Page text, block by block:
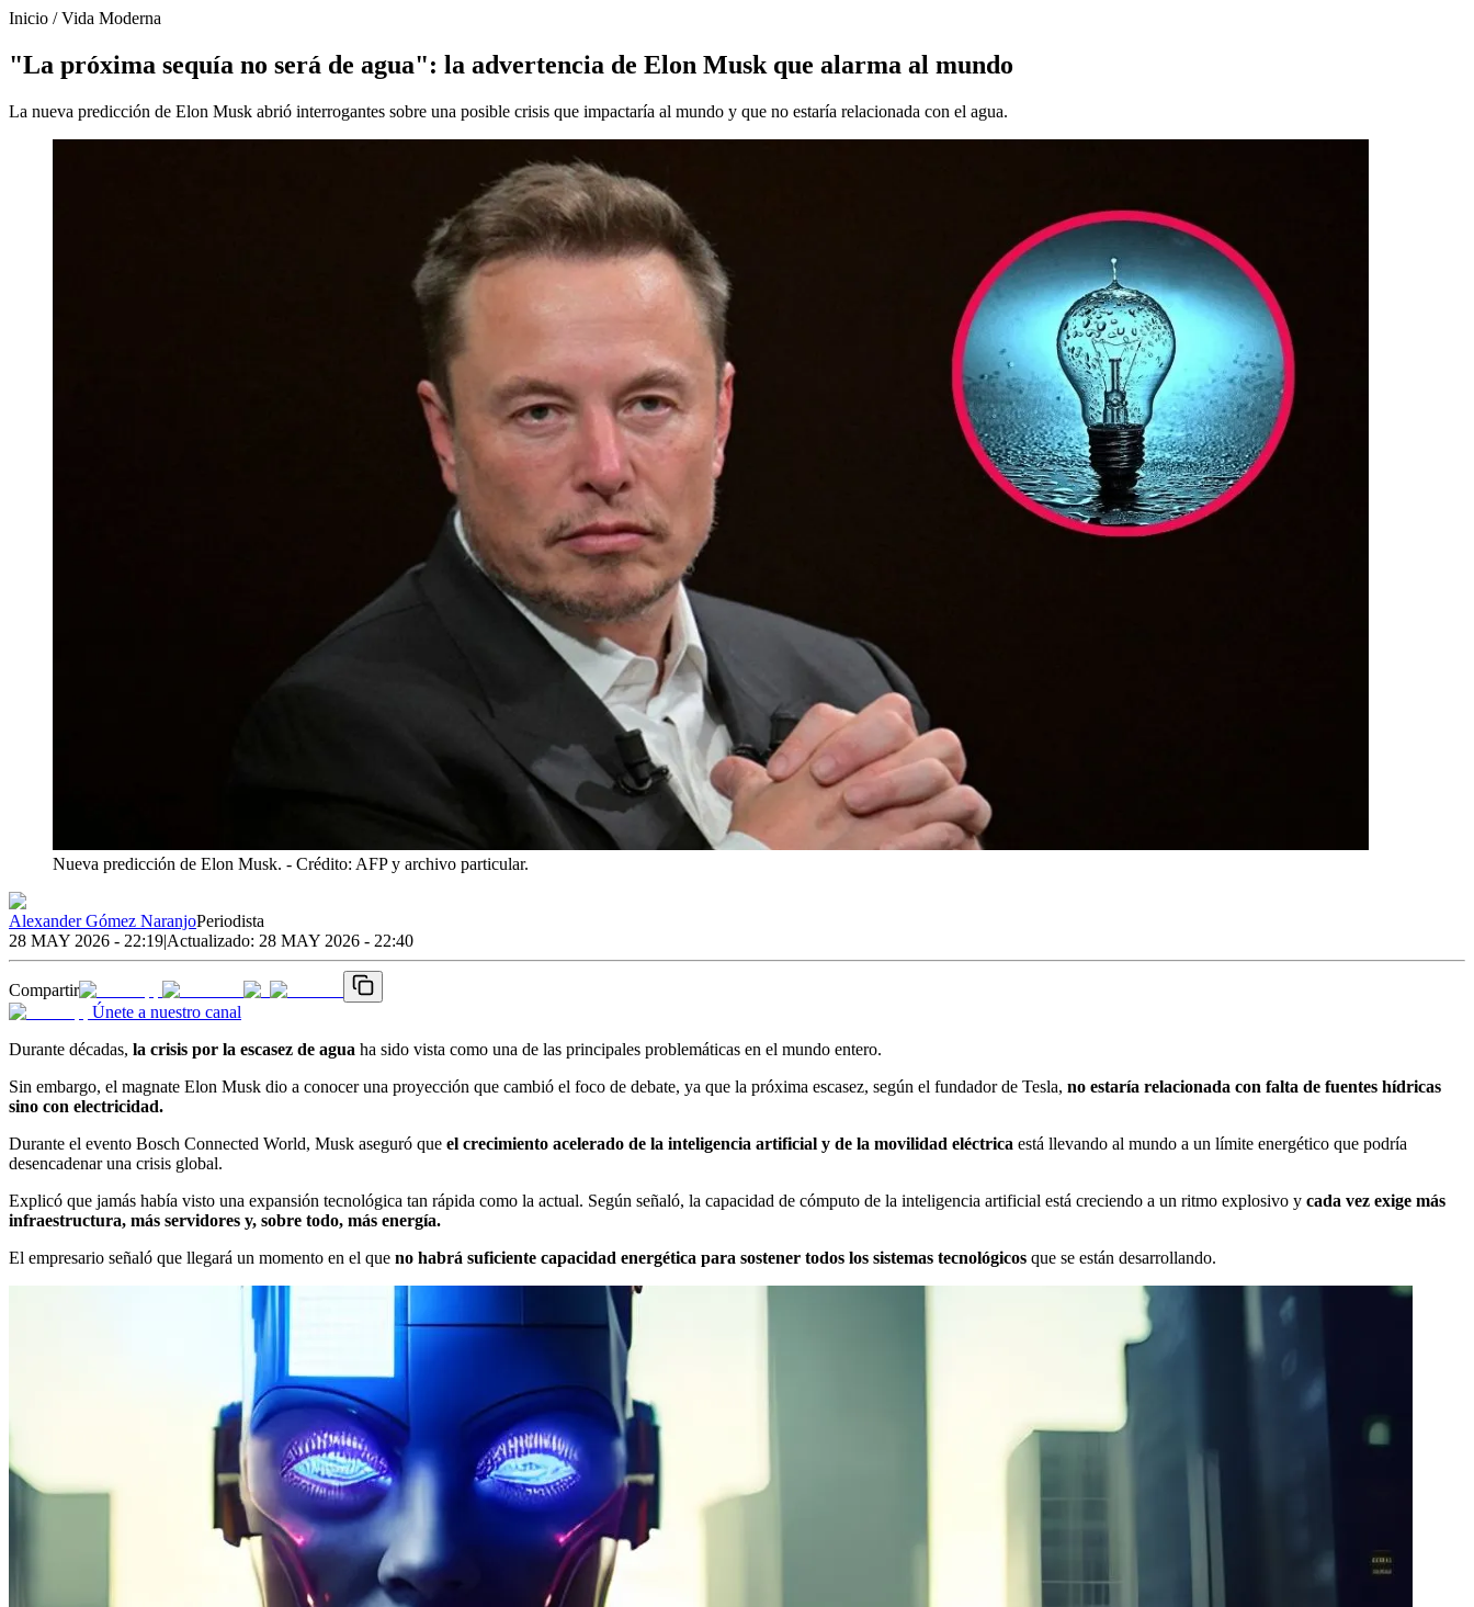
Inicio /Vida Moderna
"La próxima sequía no será de agua": la advertencia de Elon Musk que alarma al mundo
La nueva predicción de Elon Musk abrió interrogantes sobre una posible crisis que impactaría al mundo y que no estaría relacionada con el agua.
Nueva predicción de Elon Musk. - Crédito: AFP y archivo particular.
Alexander Gómez NaranjoPeriodista
28 MAY 2026 - 22:19|Actualizado: 28 MAY 2026 - 22:40
Compartir
Únete a nuestro canal
Durante décadas, la crisis por la escasez de agua ha sido vista como una de las principales problemáticas en el mundo entero.
Sin embargo, el magnate Elon Musk dio a conocer una proyección que cambió el foco de debate, ya que la próxima escasez, según el fundador de Tesla, no estaría relacionada con falta de fuentes hídricas
sino con electricidad.
Durante el evento Bosch Connected World, Musk aseguró que el crecimiento acelerado de la inteligencia artificial y de la movilidad eléctrica está llevando al mundo a un límite energético que podría
desencadenar una crisis global.
Explicó que jamás había visto una expansión tecnológica tan rápida como la actual. Según señaló, la capacidad de cómputo de la inteligencia artificial está creciendo a un ritmo explosivo y cada vez exige más
infraestructura, más servidores y, sobre todo, más energía.
El empresario señaló que llegará un momento en el que no habrá suficiente capacidad energética para sostener todos los sistemas tecnológicos que se están desarrollando.